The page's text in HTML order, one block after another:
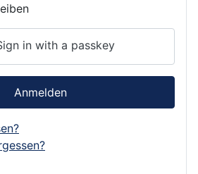
in with a passkey
Anmelden